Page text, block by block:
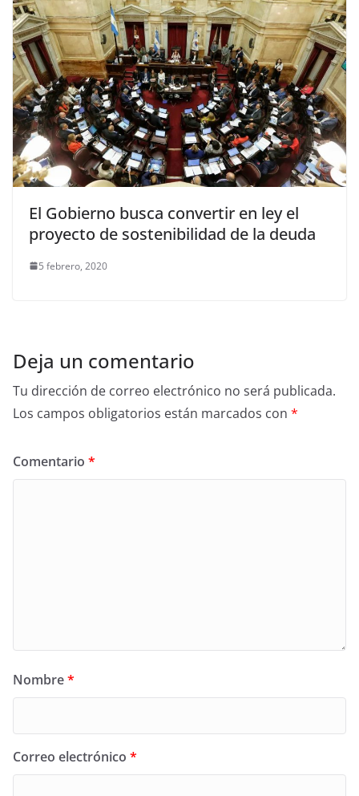
El Gobierno busca convertir en ley el
proyecto de sostenibilidad de la deuda
5 febrero, 2020
Deja un comentario
Tu dirección de correo electrónico no será publicada.
Los campos obligatorios están marcados con *
Comentario *
Nombre*
Correo electrónico *